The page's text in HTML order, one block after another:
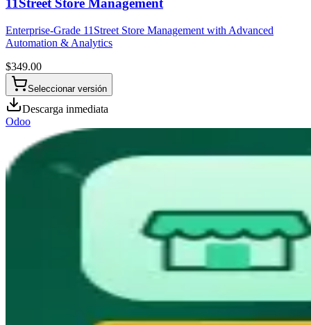
11Street Store Management
Enterprise-Grade 11Street Store Management with Advanced
Automation & Analytics
$349.00
Seleccionar versión
Descarga inmediata
Odoo